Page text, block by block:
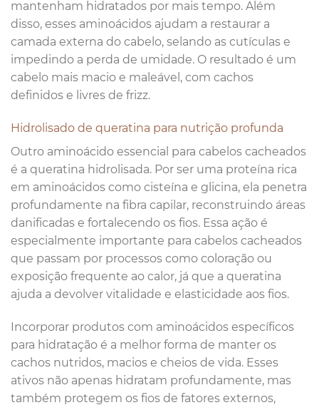
mantenham hidratados por mais tempo. Além
disso, esses aminoácidos ajudam a restaurar a
camada externa do cabelo, selando as cutículas e
impedindo a perda de umidade. O resultado é um
cabelo mais macio e maleável, com cachos
definidos e livres de frizz.
Hidrolisado de queratina para nutrição profunda
Outro aminoácido essencial para cabelos cacheados
é a queratina hidrolisada. Por ser uma proteína rica
em aminoácidos como cisteína e glicina, ela penetra
profundamente na fibra capilar, reconstruindo áreas
danificadas e fortalecendo os fios. Essa ação é
especialmente importante para cabelos cacheados
que passam por processos como coloração ou
exposição frequente ao calor, já que a queratina
ajuda a devolver vitalidade e elasticidade aos fios.
Incorporar produtos com aminoácidos específicos
para hidratação é a melhor forma de manter os
cachos nutridos, macios e cheios de vida. Esses
ativos não apenas hidratam profundamente, mas
também protegem os fios de fatores externos,